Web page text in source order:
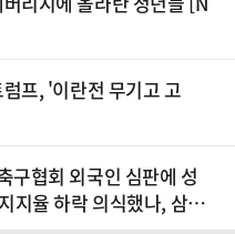
프, '이란전 무기고 고
구협회 외국인 심판에 성
지율 하락 의식했나, 삼전